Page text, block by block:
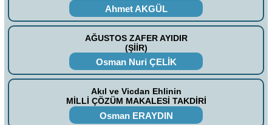
Ahmet AKGÜL
AĞUSTOS ZAFER AYIDIR
(ŞİİR)
Osman Nuri ÇELİK
Akıl ve Vicdan Ehlinin
MİLLİ ÇÖZÜM MAKALESİ TAKDİRİ
Osman ERAYDIN